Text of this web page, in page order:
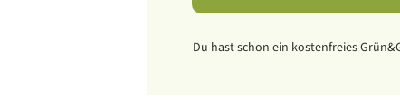
Du hast schon ein kostenfreies